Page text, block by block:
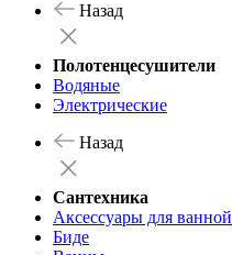
Назад
Полотенцесушители
Водяные
Электрические
Назад
Сантехника
Аксессуары для ванной
Биде